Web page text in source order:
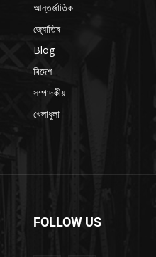
আন্তর্জাতিক
জ্যোতিষ
Blog
বিদেশ
সম্পাদকীয়
খেলাধুলা
FOLLOW US